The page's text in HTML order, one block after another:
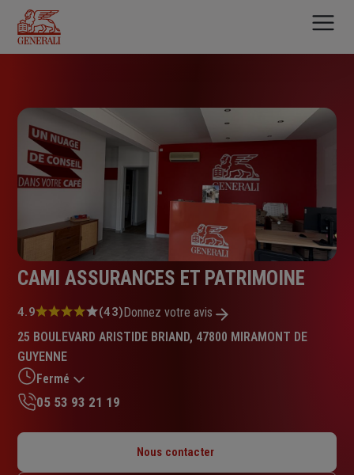
contenu
principal
CAMI ASSURANCES ET PATRIMOINE
Note
4.9
sur
5
étoiles
4.9 (43)Donnez votre avis
25 BOULEVARD ARISTIDE BRIAND, 47800 MIRAMONT DE
GUYENNE
Fermé
Mardi : 09h – 12h / 14h – 18h
05 53 93 21 19
Nous contacter